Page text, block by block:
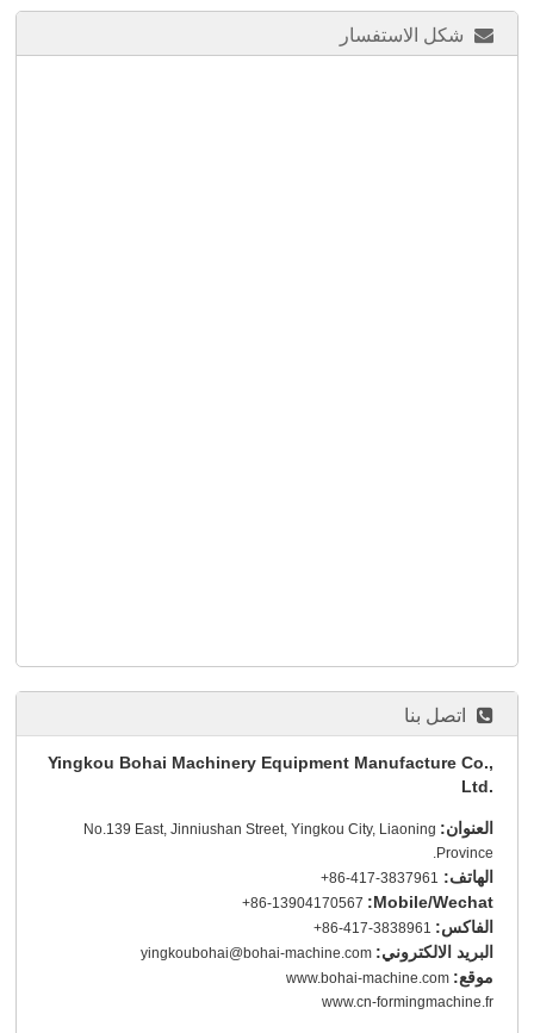
شكل الاستفسار
اتصل بنا
Yingkou Bohai Machinery Equipment Manufacture Co.,
Ltd.
العنوان: No.139 East, Jinniushan Street, Yingkou City, Liaoning
Province.
الهاتف: +86-417-3837961
Mobile/Wechat:
+86-13904170567
الفاكس: +86-417-3838961
البريد الالكتروني: yingkoubohai@bohai-machine.com
موقع: www.bohai-machine.com
www.cn-formingmachine.fr